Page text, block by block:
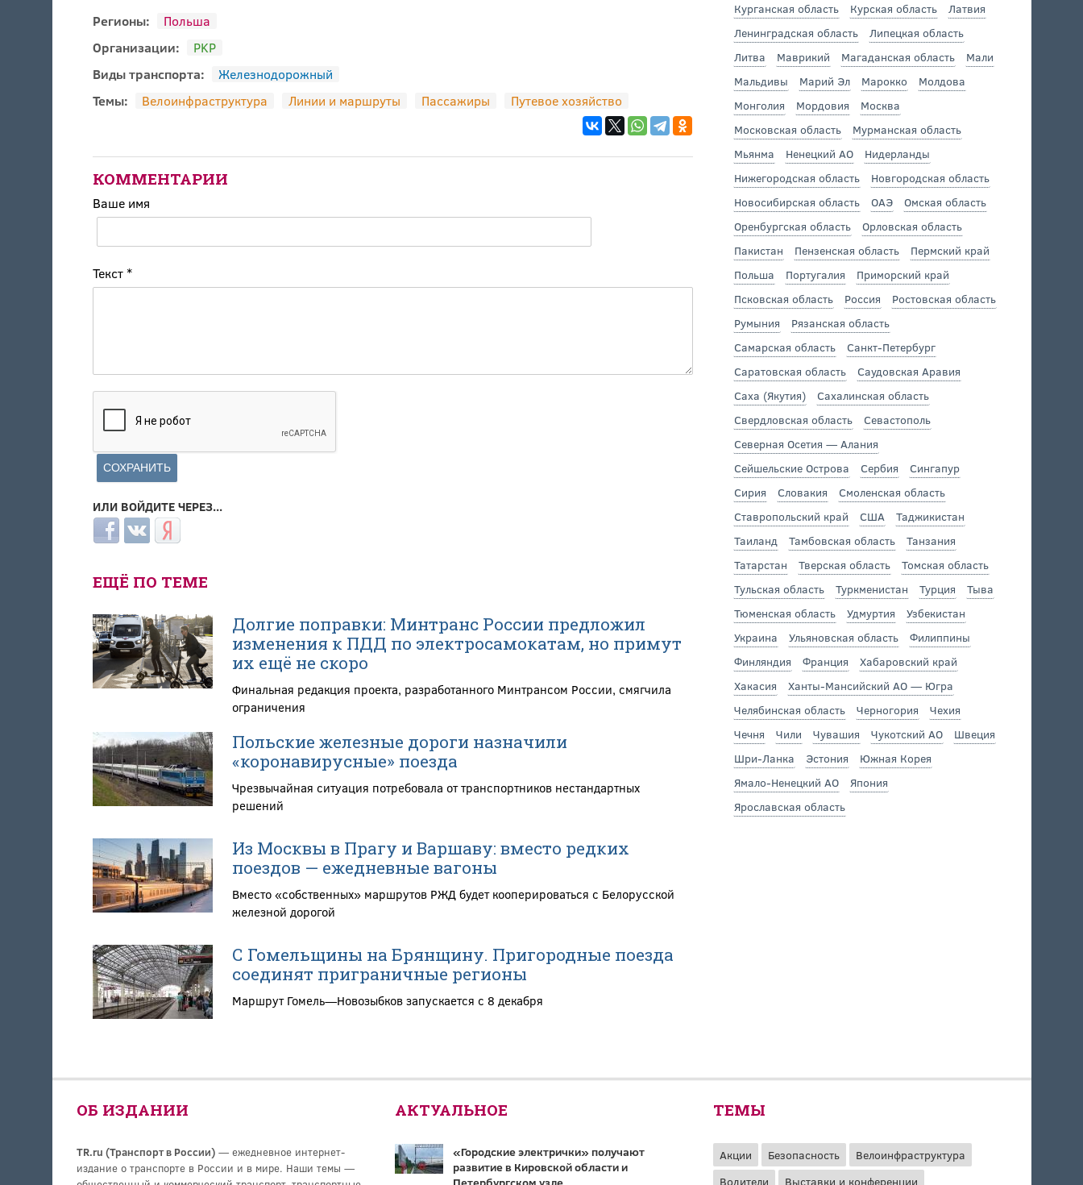
Регионы:
Польша
Организации:
PKP
Виды транспорта:
Железнодорожный
Темы:
Велоинфраструктура Линии и маршруты Пассажиры Путевое хозяйство
КОММЕНТАРИИ
Ваше имя
Текст *
ИЛИ ВОЙДИТЕ ЧЕРЕЗ...
Login with Facebook
Login with ВКонтакте
Login with Яндекс
ЕЩЁ ПО ТЕМЕ
Долгие поправки: Минтранс России предложил
изменения к ПДД по электросамокатам, но примут
их ещё не скоро
Финальная редакция проекта, разработанного Минтрансом России, смягчила
ограничения
Польские железные дороги назначили
«коронавирусные» поезда
Чрезвычайная ситуация потребовала от транспортников нестандартных
решений
Из Москвы в Прагу и Варшаву: вместо редких
поездов — ежедневные вагоны
Вместо «собственных» маршрутов РЖД будет кооперироваться с Белорусской
железной дорогой
С Гомельщины на Брянщину. Пригородные поезда
соединят приграничные регионы
Маршрут Гомель—Новозыбков запускается с 8 декабря
Курганская область
Курская область
Латвия
Ленинградская область
Липецкая область
Литва
Маврикий Магаданская область
Мали
Мальдивы
Марий Эл Марокко
Молдова
Монголия
Мордовия
Москва
Московская область
Мурманская область
Мьянма
Ненецкий АО
Нидерланды
Нижегородская область
Новгородская область
Новосибирская область
ОАЭ
Омская область
Оренбургская область
Орловская область
Пакистан
Пензенская область
Пермский край
Польша
Португалия
Приморский край
Псковская область
Россия
Ростовская область
Румыния
Рязанская область
Самарская область
Санкт-Петербург
Саратовская область
Саудовская Аравия
Саха (Якутия)
Сахалинская область
Свердловская область
Севастополь
Северная Осетия — Алания
Сейшельские Острова
Сербия
Сингапур
Сирия
Словакия
Смоленская область
Ставропольский край
США
Таджикистан
Таиланд
Тамбовская область
Танзания
Татарстан
Тверская область
Томская область
Тульская область
Туркменистан Турция
Тыва
Тюменская область
Удмуртия
Узбекистан
Украина
Ульяновская область
Филиппины
Финляндия
Франция
Хабаровский край
Хакасия
Ханты-Мансийский АО — Югра
Челябинская область
Черногория
Чехия
Чечня
Чили Чувашия Чукотский АО
Швеция
Шри-Ланка
Эстония
Южная Корея
Ямало-Ненецкий АО
Япония
Ярославская область
ОБ ИЗДАНИИ
TR.ru (Транспорт в России)— ежедневное интернет-
издание о транспорте в России и в мире. Наши темы —
АКТУАЛЬНОЕ
«Городские электрички» получают
развитие в Кировской области и
Петербургском узле
ТЕМЫ
Акции Безопасность
Велоинфраструктура
Водители
Выставки и конференции